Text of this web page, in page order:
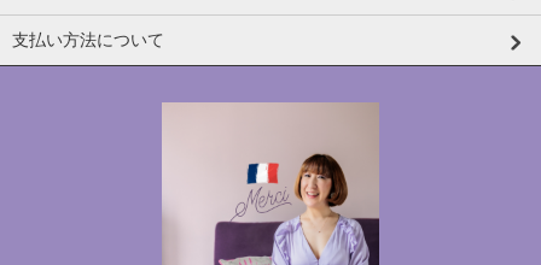
支払い方法について